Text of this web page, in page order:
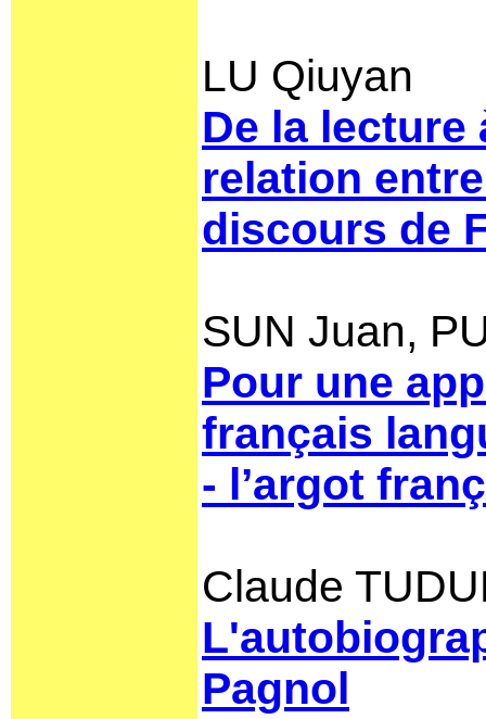
LU Qiuyan
De la
relation
discours de
SUN Juan,
Pour une
français
- l’argot
Claude
Pagnol